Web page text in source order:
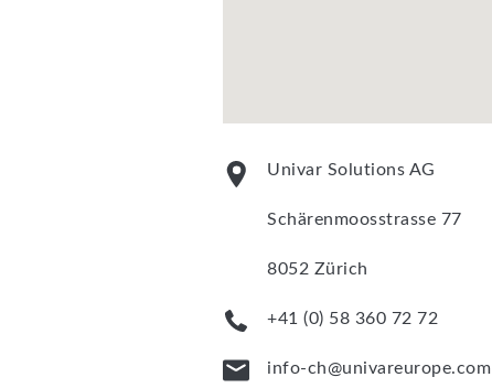
Univar Solutions AG
Schärenmoosstrasse 77
8052 Zürich
+41 (0) 58 360 72 72
info-ch@univareurope.com